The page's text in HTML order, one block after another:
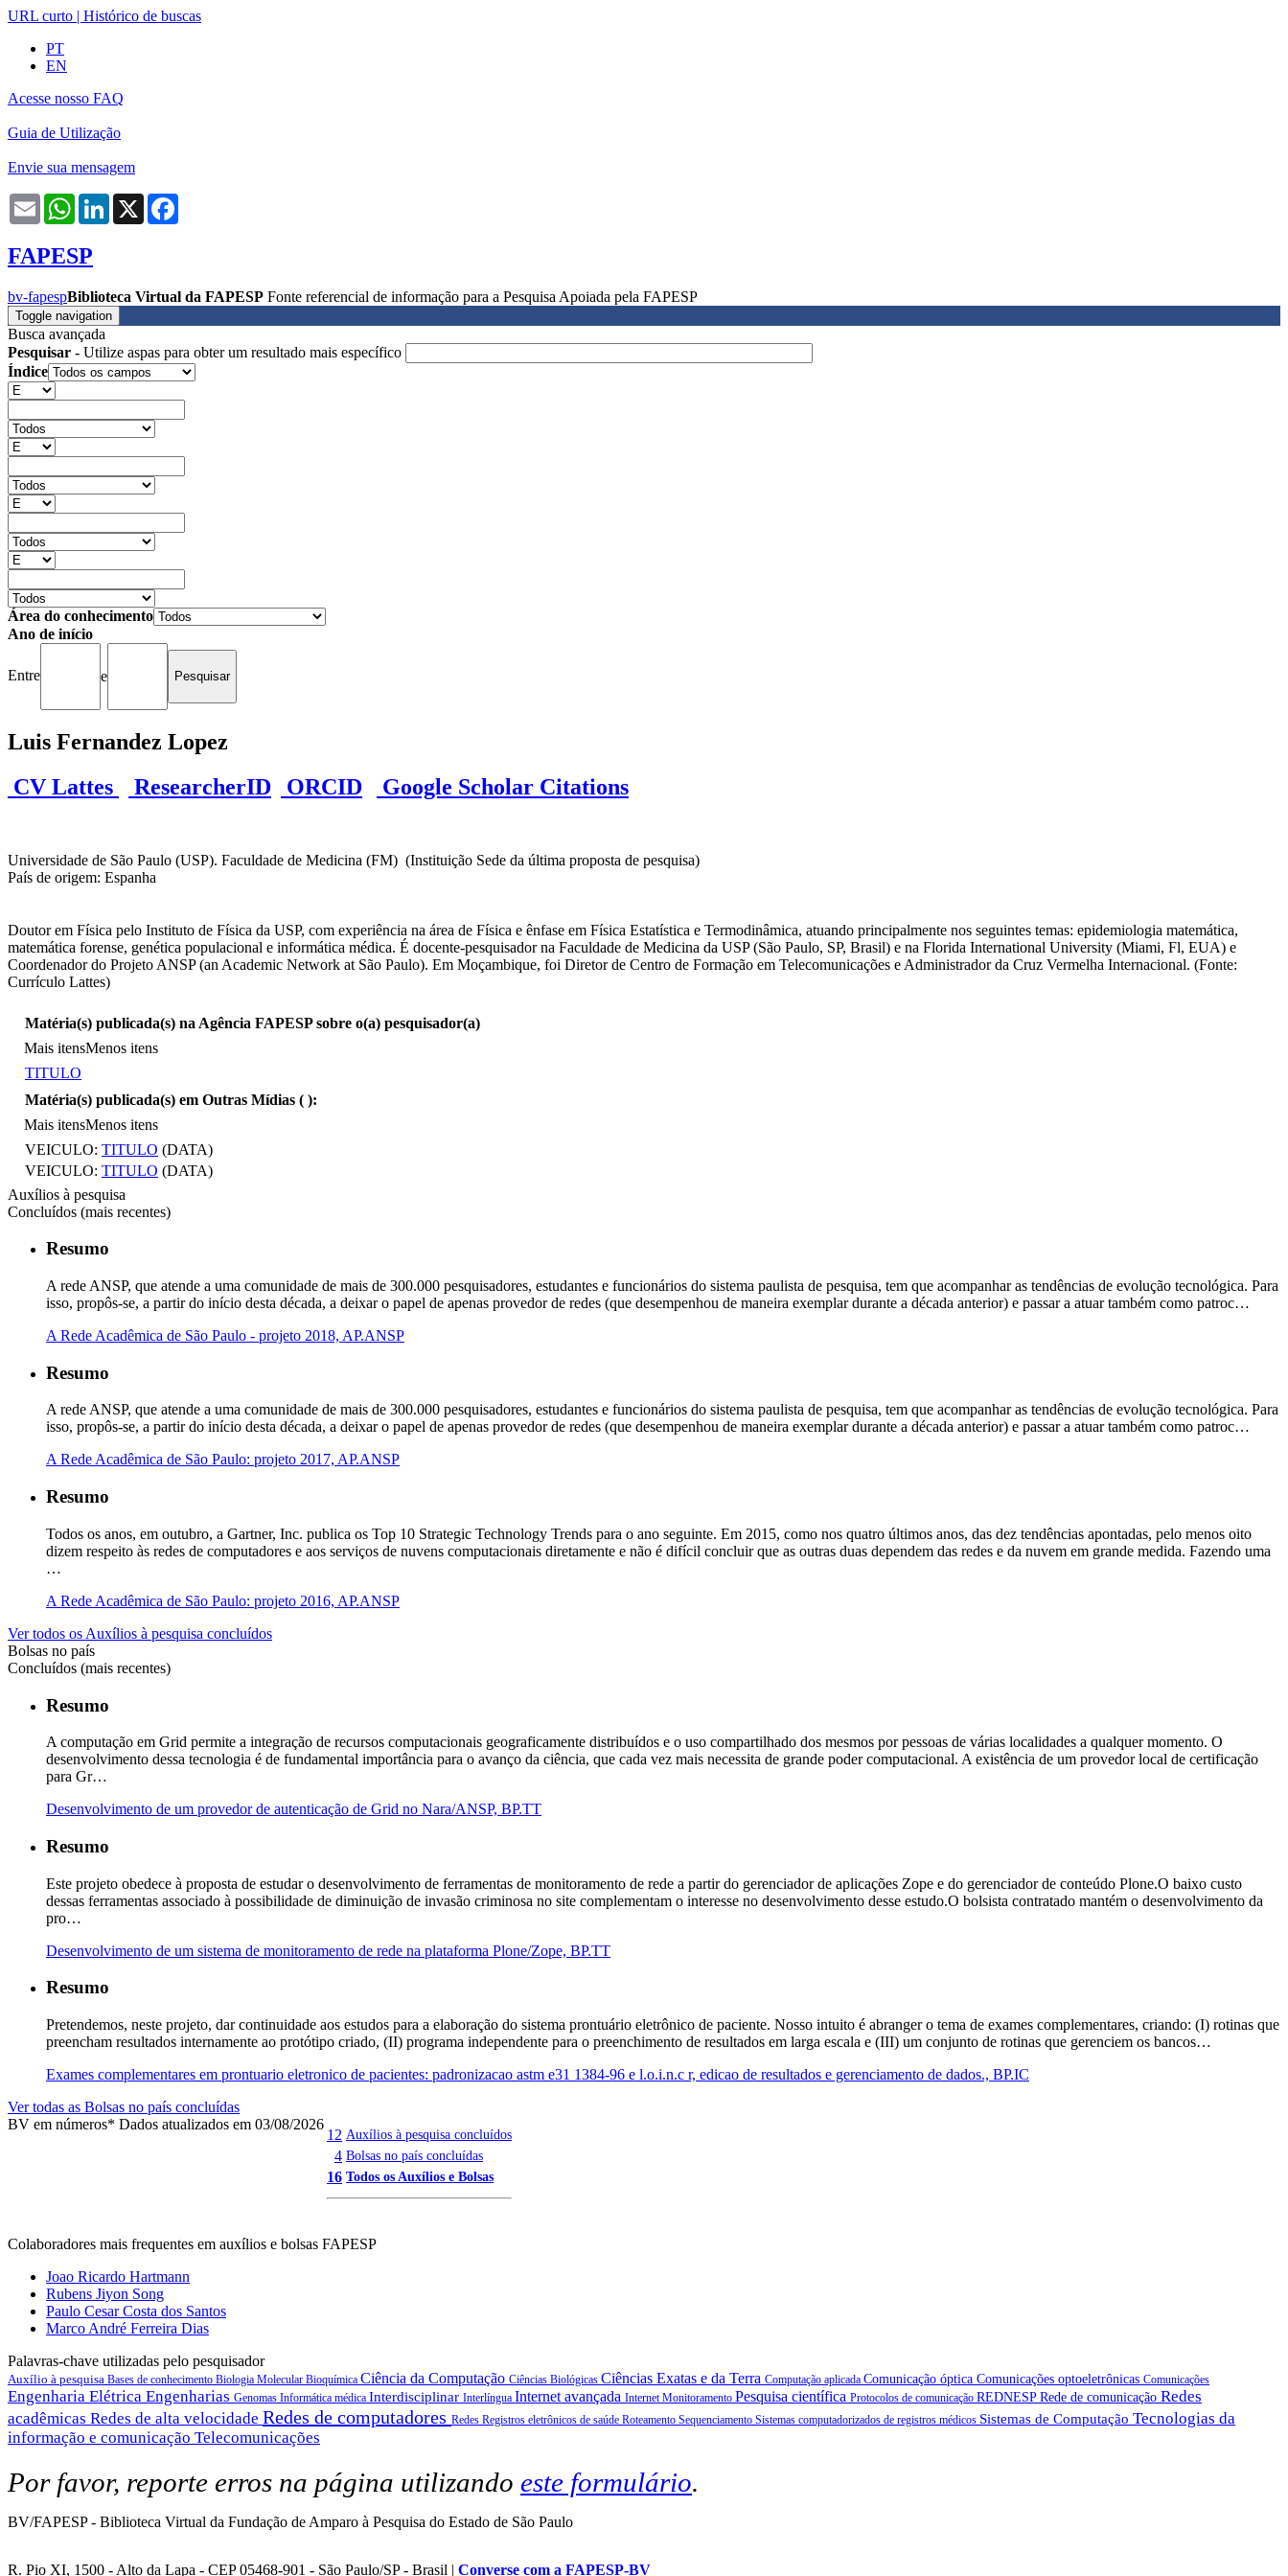
URL curto | Histórico de buscas
PT
EN
Acesse nosso FAQ
Guia de Utilização
Envie sua mensagem
Email WhatsAppLinkedIn
X
FAPESP
bv-fapespBiblioteca Virtual da FAPESP Fonte referencial de informação para a Pesquisa Apoiada pela FAPESP
Toggle navigation
Busca avançada
Pesquisar - Utilize aspas para obter um resultado mais específico
Índice
Área do conhecimento
Ano de início
Entre e
Luis Fernandez Lopez
CV Lattes
ResearcherID ORCID Google Scholar Citations
Universidade de São Paulo (USP). Faculdade de Medicina (FM) (Instituição Sede da última proposta de pesquisa)
País de origem: Espanha
Doutor em Física pelo Instituto de Física da USP, com experiência na área de Física e ênfase em Física Estatística e Termodinâmica, atuando principalmente nos seguintes temas: epidemiologia matemática,
matemática forense, genética populacional e informática médica. É docente-pesquisador na Faculdade de Medicina da USP (São Paulo, SP, Brasil) e na Florida International University (Miami, Fl, EUA) e
Coordenador do Projeto ANSP (an Academic Network at São Paulo). Em Moçambique, foi Diretor de Centro de Formação em Telecomunicações e Administrador da Cruz Vermelha Internacional. (Fonte:
Currículo Lattes)
Matéria(s) publicada(s) na Agência FAPESP sobre o(a) pesquisador(a)
Mais itensMenos itens
TITULO
Matéria(s) publicada(s) em Outras Mídias ( ):
Mais itensMenos itens
VEICULO: TITULO (DATA)
VEICULO: TITULO (DATA)
Auxílios à pesquisa
Concluídos (mais recentes)
Resumo
A rede ANSP, que atende a uma comunidade de mais de 300.000 pesquisadores, estudantes e funcionários do sistema paulista de pesquisa, tem que acompanhar as tendências de evolução tecnológica. Para
isso, propôs-se, a partir do início desta década, a deixar o papel de apenas provedor de redes (que desempenhou de maneira exemplar durante a década anterior) e passar a atuar também como patroc…
A Rede Acadêmica de São Paulo - projeto 2018, AP.ANSP
Resumo
A rede ANSP, que atende a uma comunidade de mais de 300.000 pesquisadores, estudantes e funcionários do sistema paulista de pesquisa, tem que acompanhar as tendências de evolução tecnológica. Para
isso, propôs-se, a partir do início desta década, a deixar o papel de apenas provedor de redes (que desempenhou de maneira exemplar durante a década anterior) e passar a atuar também como patroc…
A Rede Acadêmica de São Paulo: projeto 2017, AP.ANSP
Resumo
Todos os anos, em outubro, a Gartner, Inc. publica os Top 10 Strategic Technology Trends para o ano seguinte. Em 2015, como nos quatro últimos anos, das dez tendências apontadas, pelo menos oito
dizem respeito às redes de computadores e aos serviços de nuvens computacionais diretamente e não é difícil concluir que as outras duas dependem das redes e da nuvem em grande medida. Fazendo uma
…
A Rede Acadêmica de São Paulo: projeto 2016, AP.ANSP
Ver todos os Auxílios à pesquisa concluídos
Bolsas no país
Concluídos (mais recentes)
Resumo
A computação em Grid permite a integração de recursos computacionais geograficamente distribuídos e o uso compartilhado dos mesmos por pessoas de várias localidades a qualquer momento. O
desenvolvimento dessa tecnologia é de fundamental importância para o avanço da ciência, que cada vez mais necessita de grande poder computacional. A existência de um provedor local de certificação
para Gr…
Desenvolvimento de um provedor de autenticação de Grid no Nara/ANSP, BP.TT
Resumo
Este projeto obedece à proposta de estudar o desenvolvimento de ferramentas de monitoramento de rede a partir do gerenciador de aplicações Zope e do gerenciador de conteúdo Plone.O baixo custo
dessas ferramentas associado à possibilidade de diminuição de invasão criminosa no site complementam o interesse no desenvolvimento desse estudo.O bolsista contratado mantém o desenvolvimento da
pro…
Desenvolvimento de um sistema de monitoramento de rede na plataforma Plone/Zope, BP.TT
Resumo
Pretendemos, neste projeto, dar continuidade aos estudos para a elaboração do sistema prontuário eletrônico de paciente. Nosso intuito é abranger o tema de exames complementares, criando: (I) rotinas que
preencham resultados internamente ao protótipo criado, (II) programa independente para o preenchimento de resultados em larga escala e (III) um conjunto de rotinas que gerenciem os bancos…
Exames complementares em prontuario eletronico de pacientes: padronizacao astm e31 1384-96 e l.o.i.n.c r, edicao de resultados e gerenciamento de dados., BP.IC
Ver todas as Bolsas no país concluídas
BV em números* Dados atualizados em 03/08/2026
12 Auxílios à pesquisa concluídos
4 Bolsas no país concluídas
16 Todos os Auxílios e Bolsas
Colaboradores mais frequentes em auxílios e bolsas FAPESP
Joao Ricardo Hartmann
Rubens Jiyon Song
Paulo Cesar Costa dos Santos
Marco André Ferreira Dias
Palavras-chave utilizadas pelo pesquisador
Auxílio à pesquisa Bases de conhecimento Biologia Molecular Bioquímica Ciência da Computação Ciências Biológicas Ciências Exatas e da Terra Computação aplicada Comunicação óptica Comunicações optoeletrônicas Comunicações
Engenharia Elétrica Engenharias Genomas Informática médica Interdisciplinar Interlíngua Internet avançada InternetMonitoramento Pesquisa científica Protocolos de comunicação REDNESP Rede de comunicação Redes
acadêmicas Redes de alta velocidade Redes de computadores Redes Registros eletrônicos de saúde Roteamento Sequenciamento Sistemas computadorizados de registros médicos Sistemas de Computação Tecnologias da
informação e comunicação Telecomunicações
Por favor, reporte erros na página utilizando este formulário.
BV/FAPESP - Biblioteca Virtual da Fundação de Amparo à Pesquisa do Estado de São Paulo
R. Pio XI, 1500 - Alto da Lapa - CEP 05468-901 - São Paulo/SP - Brasil | Converse com a FAPESP-BV